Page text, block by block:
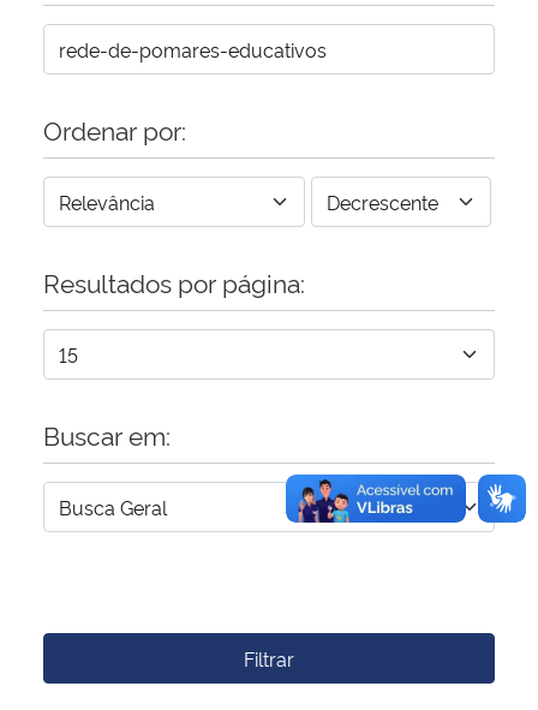
Secretaria de Governo
Advocacia-Geral da União
Planalto
Ordenar por:
Resultados por página:
Buscar em:
Filtrar